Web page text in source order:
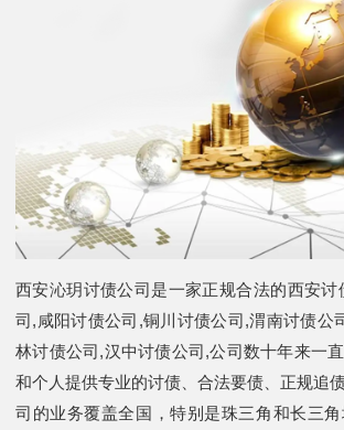
西安沁玥讨债公司是一家正规合法的西安讨
司,咸阳讨债公司,铜川讨债公司,渭南讨债公
林讨债公司,汉中讨债公司,公司数十年来一
和个人提供专业的讨债、合法要债、正规追
司的业务覆盖全国，特别是珠三角和长三